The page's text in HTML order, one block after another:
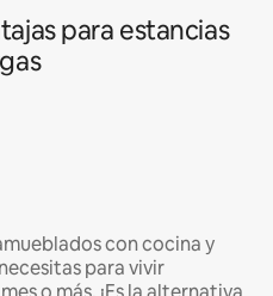
para estancias
con cocina y
para vivir